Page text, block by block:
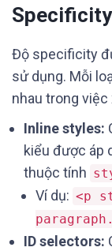
Specificity
Độ specificity
sử dụng. Mỗi
nhau trong
Inline styles:
kiểu được áp
thuộc tính
Ví dụ: <p
ID selectors: